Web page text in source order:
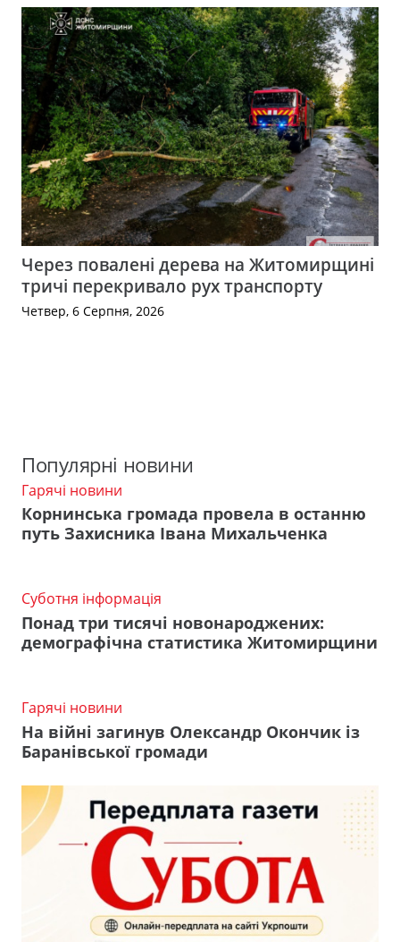
Через повалені дерева на Житомирщині
тричі перекривало рух транспорту
Четвер, 6 Серпня, 2026
Популярні новини
Гарячі новини
Корнинська громада провела в останню
путь Захисника Івана Михальченка
Суботня інформація
Понад три тисячі новонароджених:
демографічна статистика Житомирщини
Гарячі новини
На війні загинув Олександр Окончик із
Баранівської громади